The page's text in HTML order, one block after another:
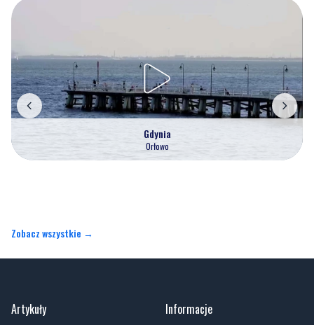
Gdynia
Orłowo
Zobacz wszystkie →
Artykuły Informacje